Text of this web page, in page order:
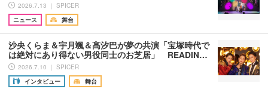
2026.7.13 ｜ SPICER
ニュース
舞台
沙央くらま＆宇月颯＆髙汐巴が夢の共演「宝塚時代で
は絶対にあり得ない男役同士のお芝居」 READIN…
2026.7.10 ｜ SPICER
インタビュー
舞台